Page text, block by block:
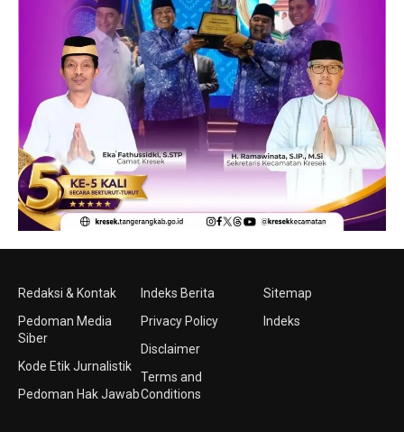
Redaksi & Kontak
Pedoman Media
Siber
Kode Etik Jurnalistik
Pedoman Hak Jawab
Indeks Berita
Privacy Policy
Disclaimer
Terms and
Conditions
Sitemap
Indeks